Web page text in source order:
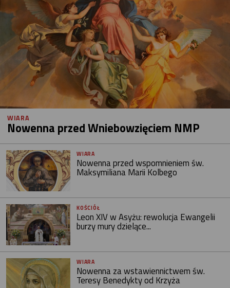
WIARA
Nowenna przed Wniebowzięciem NMP
WIARA
Nowenna przed wspomnieniem św.
Maksymiliana Marii Kolbego
KOŚCIÓŁ
Leon XIV w Asyżu: rewolucja Ewangelii
burzy mury dzielące...
WIARA
Nowenna za wstawiennictwem św.
Teresy Benedykty od Krzyża